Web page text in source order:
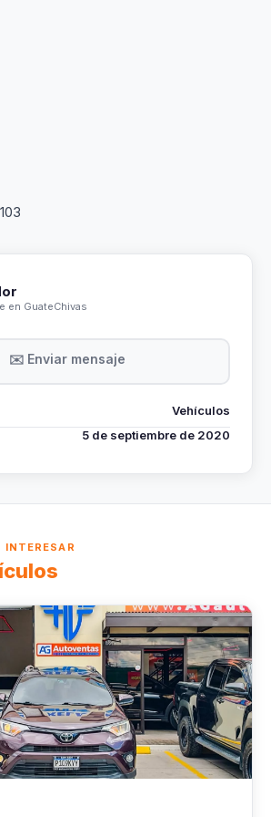
en GuateChivas
✉️ Enviar mensaje
Vehículos
5 de septiembre de 2020
INTERESAR